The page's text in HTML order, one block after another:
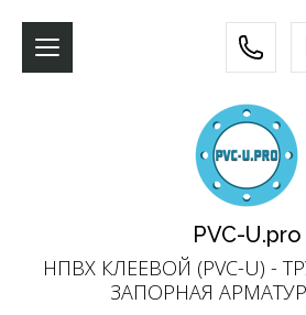
PVC-U.pro
НПВХ КЛЕЕВОЙ (PVC-U) -
ЗАПОРНАЯ